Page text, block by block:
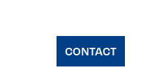
CONTACT